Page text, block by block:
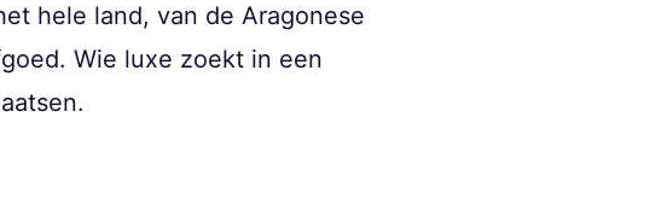
hele land, van de Aragonese
Wie luxe zoekt in een